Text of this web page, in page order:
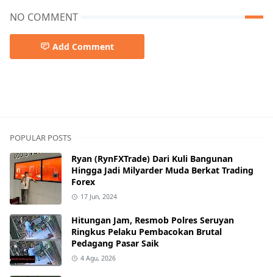
NO COMMENT
Add Comment
POPULAR POSTS
Ryan (RynFXTrade) Dari Kuli Bangunan
Hingga Jadi Milyarder Muda Berkat Trading
Forex
17 Jun, 2024
Hitungan Jam, Resmob Polres Seruyan
Ringkus Pelaku Pembacokan Brutal
Pedagang Pasar Saik
4 Agu, 2026